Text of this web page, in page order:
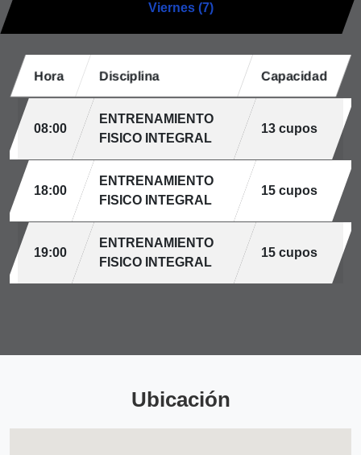
Viernes (7)
Hora Disciplina Capacidad
08:00
ENTRENAMIENTO
FISICO INTEGRAL
13 cupos
18:00
ENTRENAMIENTO
FISICO INTEGRAL
15 cupos
19:00
ENTRENAMIENTO
FISICO INTEGRAL
15 cupos
Ubicación